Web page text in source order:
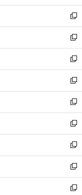
開
く
ウ
で
開
く
ン
ド
ウ
で
開
く
ウ
ィ
ン
ド
ウ
で
開
く
新
し
い
ウ
ィ
ン
ド
ウ
で
開
く
新
し
い
ウ
ィ
ン
ド
ウ
で
開
く
新
し
い
ウ
ィ
ン
ド
ウ
で
開
く
新
し
い
ウ
ィ
ン
ド
ウ
で
開
く
新
し
い
ウ
ィ
ン
ド
ウ
で
新
し
い
ウ
ィ
ン
ド
新
し
い
ウ
ィ
新
し
い
新